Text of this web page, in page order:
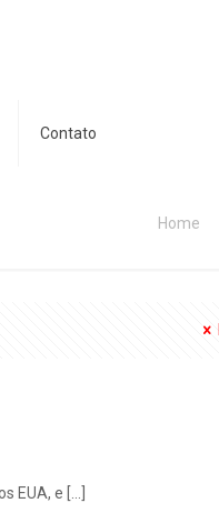
Contato
Home
EUA, e